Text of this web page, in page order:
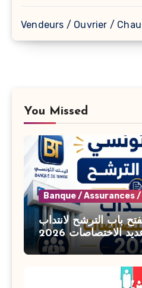
Vendeurs / Ouvrier /
You Missed
Banque / Assurances
باب الترشح لانتداب
عديد الاختصاصات 2026 / Concours BT
Banque de Tunisie